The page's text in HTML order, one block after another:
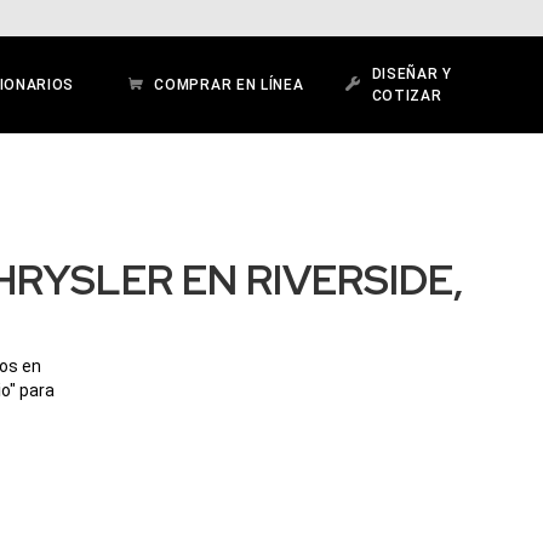
COMPRAR EN LÍNEA
DISEÑAR Y
COTIZAR
EN RIVERSIDE,
en
para